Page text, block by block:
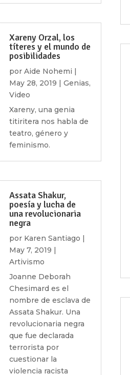
Xareny Orzal, los
títeres y el mundo de
posibilidades
porAide Nohemi |
May 28, 2019 |Genias,
Video
Xareny, una genia
titiritera nos habla de
teatro, género y
feminismo.
Assata Shakur,
poesía y lucha de
una revolucionaria
negra
por Karen Santiago |
May 7, 2019 |
Artivismo
Joanne Deborah
Chesimard es el
nombre de esclava de
Assata Shakur. Una
revolucionaria negra
que fue declarada
terrorista por
cuestionar la
violencia racista